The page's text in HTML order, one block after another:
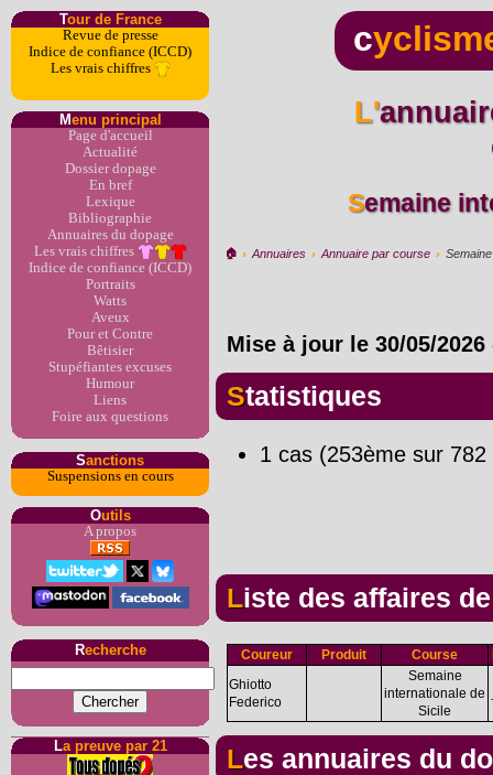
Tour de France
Revue de presse
Indice de confiance (ICCD)
Les vrais chiffres
Menu principal
Page d'accueil
Actualité
Dossier dopage
En bref
Lexique
Bibliographie
Annuaires du dopage
Les vrais chiffres
Indice de confiance (ICCD)
Portraits
Watts
Aveux
Pour et Contre
Bêtisier
Stupéfiantes excuses
Humour
Liens
Foire aux questions
Sanctions
Suspensions en cours
Outils
A propos
Recherche
La preuve par 21
c
L'annuaire du dopage par
Semaine
🏠︎ › Annuaires › Annuaire par course ›
Mise à jour le 30/05/2026
Statistiques
1 cas (253ème sur 782
Liste des affaires
Coureur Produit Course
Ghiotto
Federico
Semaine
internationale de
Sicile
Les annuaires du